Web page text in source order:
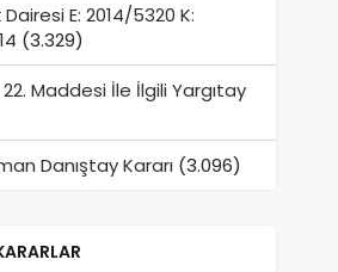
E: 2014/5320 K:
(3.329)
Maddesi İle İlgili Yargıtay
Danıştay Kararı (3.096)